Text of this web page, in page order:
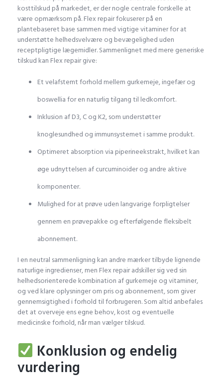
kosttilskud på markedet, er der nogle centrale forskelle at
være opmærksom på. Flex repair fokuserer på en
plantebaseret base sammen med vigtige vitaminer for at
understøtte helhedsvelvære og bevægelighed uden
receptpligtige lægemidler. Sammenlignet med mere generiske
tilskud kan Flex repair give:
Et velafstemt forhold mellem gurkemeje, ingefær og
boswellia for en naturlig tilgang til ledkomfort.
Inklusion af D3, C og K2, som understøtter
knoglesundhed og immunsystemet i samme produkt.
Optimeret absorption via piperineekstrakt, hvilket kan
øge udnyttelsen af curcuminoider og andre aktive
komponenter.
Mulighed for at prøve uden langvarige forpligtelser
gennem en prøvepakke og efterfølgende fleksibelt
abonnement.
I en neutral sammenligning kan andre mærker tilbyde lignende
naturlige ingredienser, men Flex repair adskiller sig ved sin
helhedsorienterede kombination af gurkemeje og vitaminer,
og ved klare oplysninger om pris og abonnement, som giver
gennemsigtighed i forhold til forbrugeren. Som altid anbefales
det at overveje ens egne behov, kost og eventuelle
medicinske forhold, når man vælger tilskud.
Konklusion og endelig
vurdering